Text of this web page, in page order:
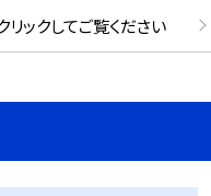
ックしてご覧ください